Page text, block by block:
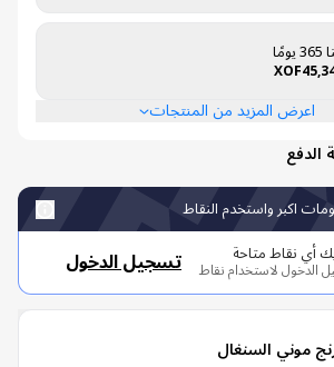
المزيد من المنتجات
واستخدم النقاط
متاحة
لاستخدام نقاط تسجيل الدخول
السنغال